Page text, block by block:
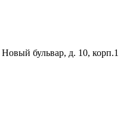
бульвар, д. 10, корп.1